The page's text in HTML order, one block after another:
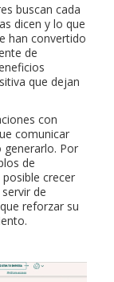
buscan cada
dicen y lo que
han convertido
de
que dejan
con
comunicar
Por
de
crecer
de
reforzar su